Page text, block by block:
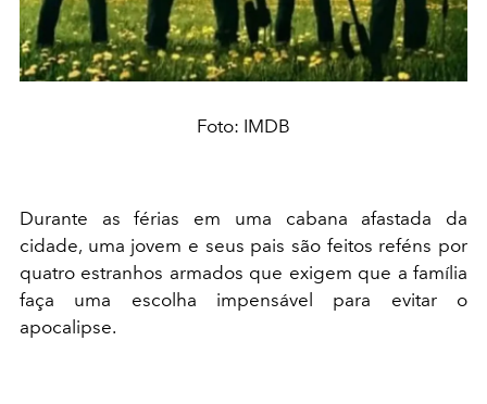
Foto: IMDB
Durante as férias em uma cabana afastada da
cidade, uma jovem e seus pais são feitos reféns por
quatro estranhos armados que exigem que a família
faça uma escolha impensável para evitar o
apocalipse.